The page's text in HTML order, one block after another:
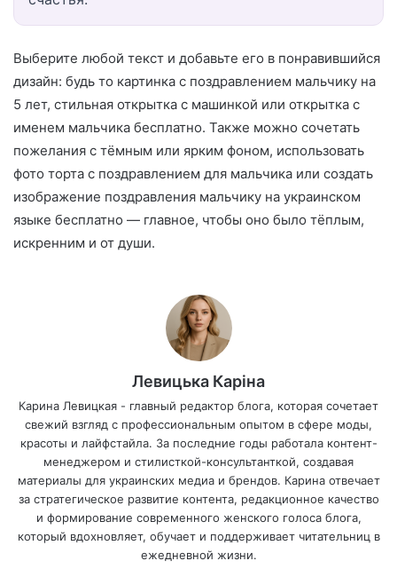
Выберите любой текст и добавьте его в понравившийся
дизайн: будь то картинка с поздравлением мальчику на
5 лет, стильная открытка с машинкой или открытка с
именем мальчика бесплатно. Также можно сочетать
пожелания с тёмным или ярким фоном, использовать
фото торта с поздравлением для мальчика или создать
изображение поздравления мальчику на украинском
языке бесплатно — главное, чтобы оно было тёплым,
искренним и от души.
Левицька Каріна
Карина Левицкая - главный редактор блога, которая сочетает
свежий взгляд с профессиональным опытом в сфере моды,
красоты и лайфстайла. За последние годы работала контент-
менеджером и стилисткой-консультанткой, создавая
материалы для украинских медиа и брендов. Карина отвечает
за стратегическое развитие контента, редакционное качество
и формирование современного женского голоса блога,
который вдохновляет, обучает и поддерживает читательниц в
ежедневной жизни.